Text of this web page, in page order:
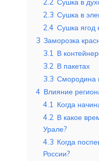
2.2 Сушка в
2.3 Сушка в
2.4 Сушка ягод
3 Заморозка
3.1 В
3.2 В пакетах
3.3 Смородина
4 Влияние
4.1 Когда
4.2 В какое
Урале?
4.3 Когда
России?